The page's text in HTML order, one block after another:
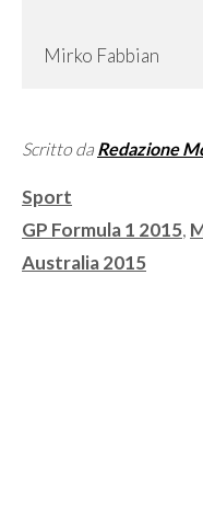
Mirko Fabbian
Scritto da Redazione
Categorie
Sport
Tag
GP Formula 1 2015,
Australia 2015